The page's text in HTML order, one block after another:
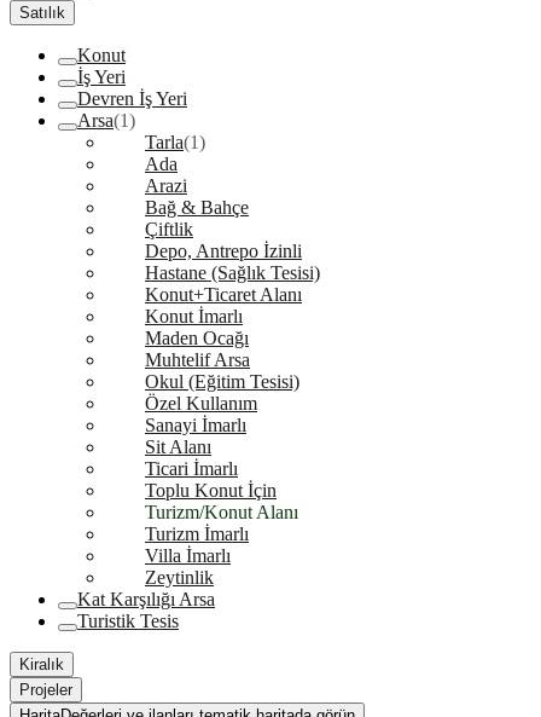
Satılık
Konut
İş Yeri
Devren İş Yeri
Arsa(1)
Tarla(1)
Ada
Arazi
Bağ & Bahçe
Çiftlik
Depo, Antrepo İzinli
Hastane (Sağlık Tesisi)
Konut+Ticaret Alanı
Konut İmarlı
Maden Ocağı
Muhtelif Arsa
Okul (Eğitim Tesisi)
Özel Kullanım
Sanayi İmarlı
Sit Alanı
Ticari İmarlı
Toplu Konut İçin
Turizm/Konut Alanı
Turizm İmarlı
Villa İmarlı
Zeytinlik
Kat Karşılığı Arsa
Turistik Tesis
Kiralık
Projeler